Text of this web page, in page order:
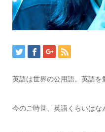
英語は世界の公用語。英語を
今のご時世、英語くらいはな